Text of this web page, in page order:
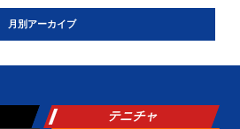
月別アーカイブ
テニチャ